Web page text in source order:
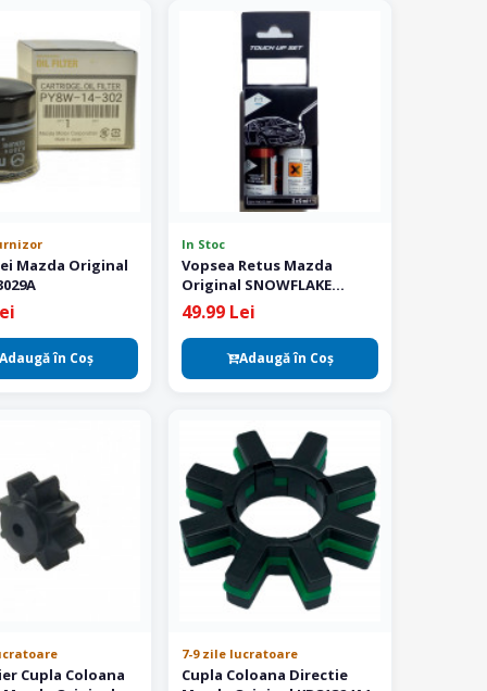
Mazda Original
în Coş
In Stoc
Vopsea Retus Mazda
Original SNOWFLAKE
WHITE 25D
49.99 Lei
Adaugă în Coş
Cupla Coloana
7-9 zile lucratoare
Cupla Coloana Directie